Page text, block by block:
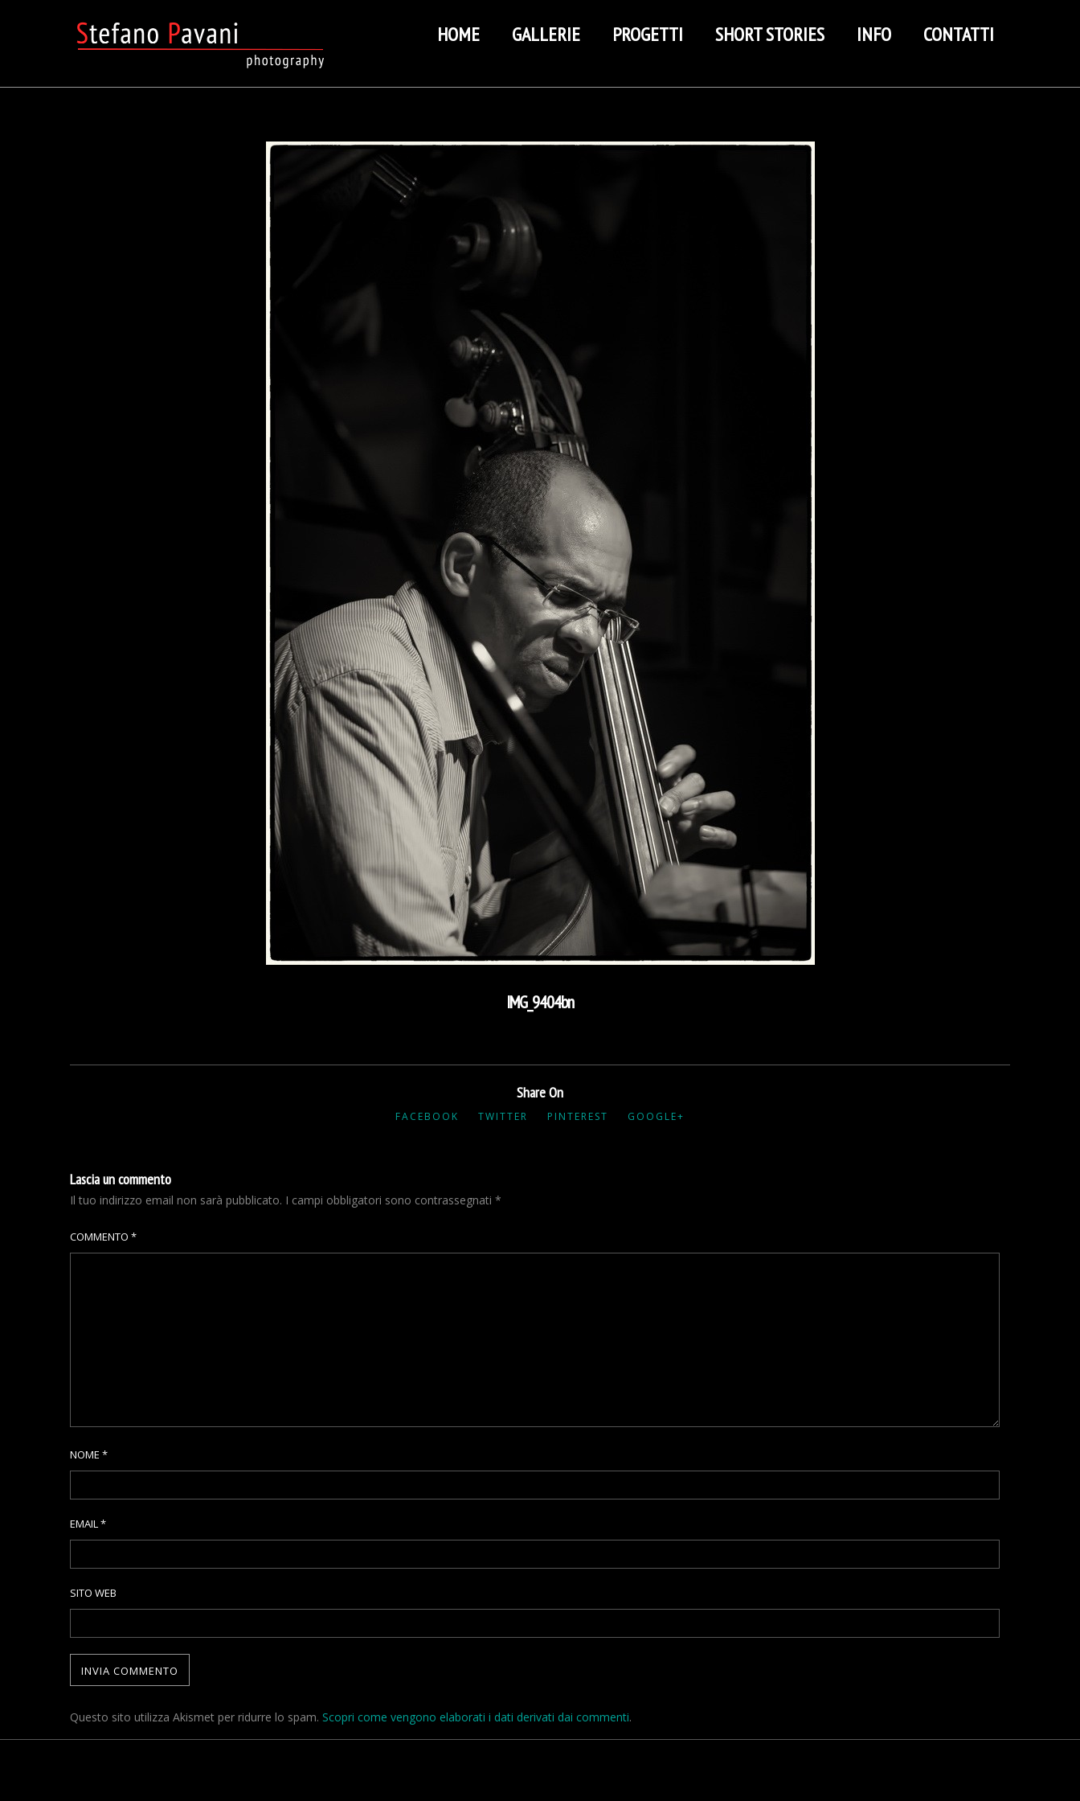
HOME GALLERIE PROGETTI SHORT STORIES INFO CONTATTI
IMG_9404bn
Share On
FACEBOOK TWITTER PINTEREST GOOGLE+
Lascia un commento
Il tuo indirizzo email non sarà pubblicato. I campi obbligatori sono contrassegnati *
COMMENTO *
NOME *
EMAIL*
SITO WEB
Questo sito utilizza Akismet per ridurre lo spam. Scopri come vengono elaborati i dati derivati dai commenti.